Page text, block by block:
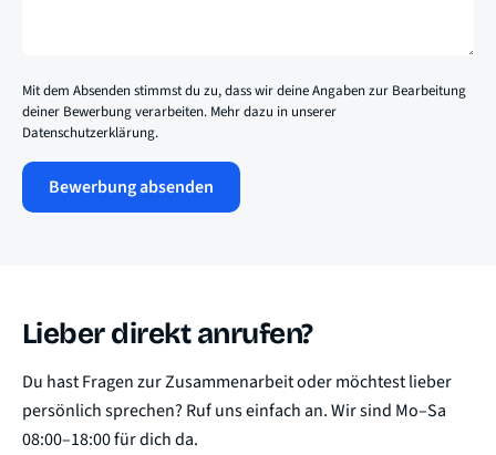
Mit dem Absenden stimmst du zu, dass wir deine Angaben zur Bearbeitung
deiner Bewerbung verarbeiten. Mehr dazu in unserer
Datenschutzerklärung.
Bewerbung absenden
Lieber direkt anrufen?
Du hast Fragen zur Zusammenarbeit oder möchtest lieber
persönlich sprechen? Ruf uns einfach an. Wir sind Mo–Sa
08:00–18:00 für dich da.